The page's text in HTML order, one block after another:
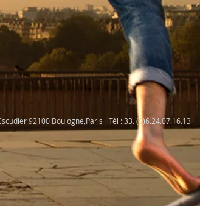
92100 Boulogne,Paris Tél : 33. (0)6.24.07.16.13